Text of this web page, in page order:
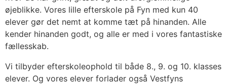
øjeblikke. Vores lille efterskole på Fyn med kun 40
elever gør det nemt at komme tæt på hinanden. Alle
kender hinanden godt, og alle er med i vores fantastiske
fællesskab.
Vi tilbyder efterskoleophold til både 8., 9. og 10. klasses
elever. Og vores elever forlader også Vestfyns